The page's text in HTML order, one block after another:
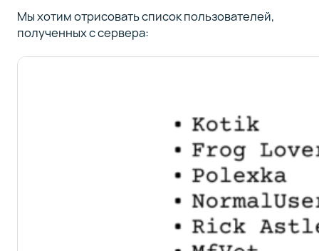
Мы хотим отрисовать список пользователей,
полученных с сервера: